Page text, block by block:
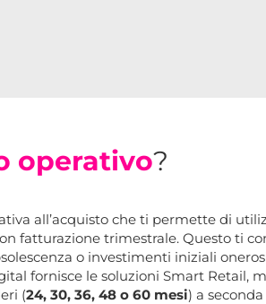
operativo?
all’acquisto che ti permette di
fatturazione trimestrale. Questo ti
o investimenti iniziali
fornisce le soluzioni Smart
(24, 30, 36, 48 o 60 mesi) a